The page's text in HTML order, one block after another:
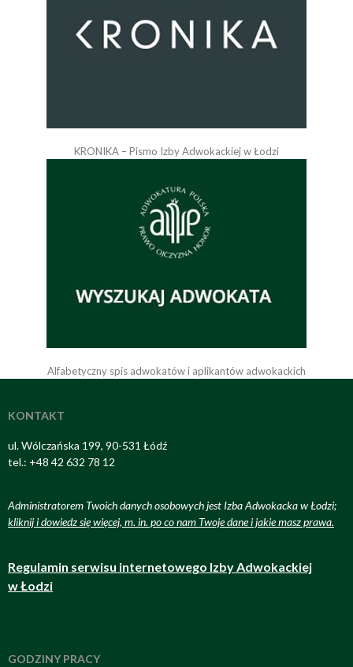
KRONIKA – Pismo Izby Adwokackiej w Łodzi
Alfabetyczny spis adwokatów i aplikantów adwokackich
KONTAKT
ul. Wólczańska 199, 90-531 Łódź
tel.: +48 42 632 78 12
Administratorem Twoich danych osobowych jest Izba Adwokacka w Łodzi;
kliknij i dowiedz się więcej, m. in. po co nam Twoje dane i jakie masz prawa.
Regulamin serwisu internetowego Izby Adwokackiej
w Łodzi
GODZINY PRACY